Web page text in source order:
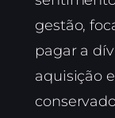
gestão,
pagar a
aquisição